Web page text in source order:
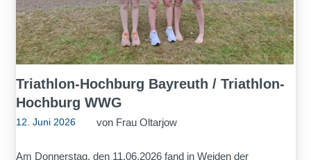
Triathlon-Hochburg Bayreuth / Triathlon-
Hochburg WWG
12. Juni 2026 von Frau Oltarjow
Am Donnerstag, den 11.06.2026 fand in Weiden der